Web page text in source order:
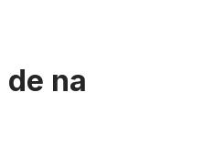
de na